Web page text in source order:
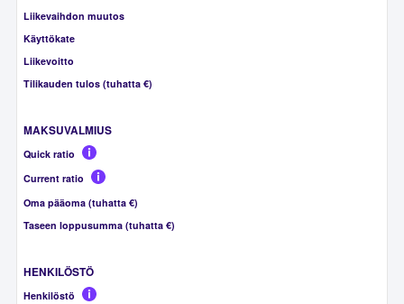
Liikevaihdon muutos
Käyttökate
Liikevoitto
Tilikauden tulos (tuhatta €)
MAKSUVALMIUS
Quick ratio
Current ratio
Oma pääoma (tuhatta €)
Taseen loppusumma (tuhatta €)
HENKILÖSTÖ
Henkilöstö